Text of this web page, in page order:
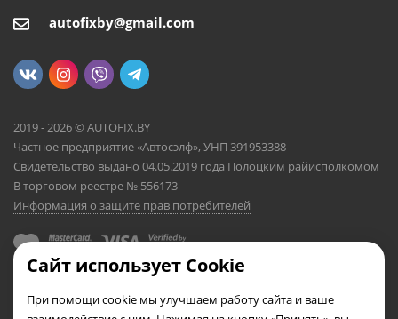
autofixby@gmail.com
2019 - 2026 © AUTOFIX.BY
Частное предприятие «Автосэлф», УНП 391953388
Свидетельство выдано 04.05.2019 года Полоцким райисполкомом
В торговом реестре № 556173
Информация о защите прав потребителей
Сайт использует Cookie
При помощи cookie мы улучшаем работу сайта и ваше